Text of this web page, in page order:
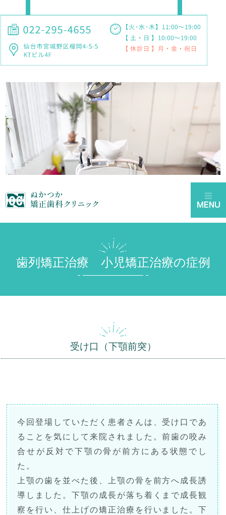
歯列矯正治療 小児矯正治療の症例
受け口（下顎前突）
今回登場していただく患者さんは、受け口であ
ることを気にして来院されました。前歯の咬み
合せが反対で下顎の骨が前方にある状態でし
た。
上顎の歯を並べた後、上顎の骨を前方へ成長誘
導しました。下顎の成長が落ち着くまで成長観
察を行い、仕上げの矯正治療を行いました。下